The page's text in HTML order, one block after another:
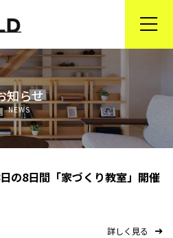
知らせ
NEWS
の8日間「家づくり教室」開催
詳しく見る